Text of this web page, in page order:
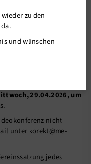
29.04.2026, um
nicht
unter korekt@me-
jedes
zu den
und wünschen